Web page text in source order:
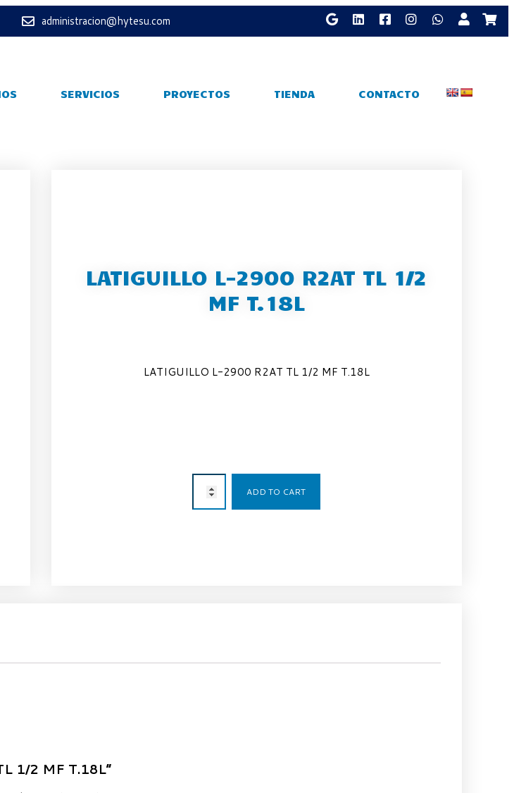
administracion@hytesu.com
SERVICIOS PROYECTOS TIENDA CONTACTO
LATIGUILLO L-2900 R2AT TL 1/2
MF T.18L
LATIGUILLO L-2900 R2AT TL 1/2 MF T.18L
ADD TO CART
1/2 MF T.18L”